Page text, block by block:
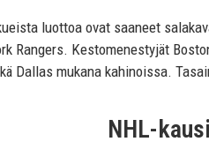
luottoa ovat saaneet
Rangers. Kestomenestyjät
Dallas mukana kahinoissa.
NHL-